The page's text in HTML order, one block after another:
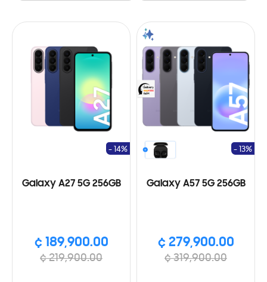
Galaxy A27 5G 256GB
¢ 189,900.00
¢ 219,900.00
- 14%
Galaxy A57 5G 256GB
¢ 279,900.00
¢ 319,900.00
- 13%